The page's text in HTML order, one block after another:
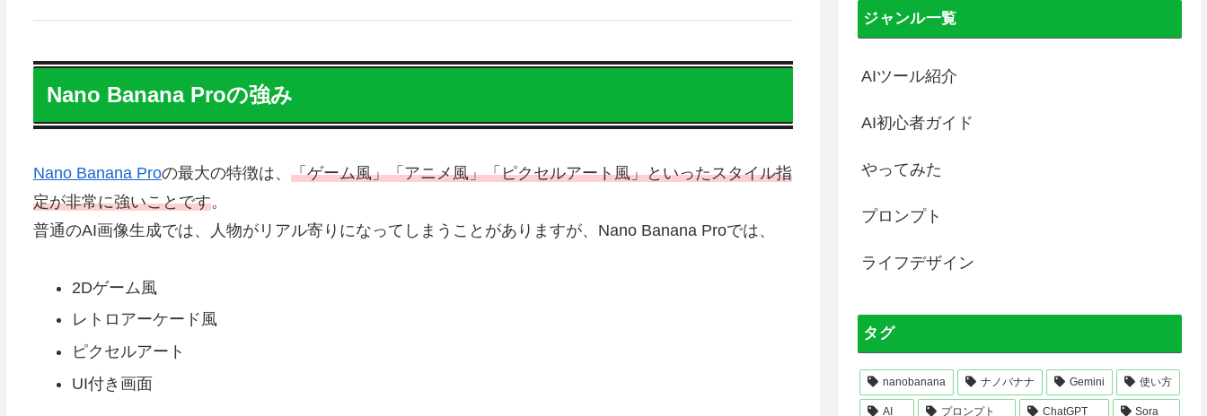
Nano Banana Proの強み
Nano Banana Proの最大の特徴は、 「ゲーム風」「アニメ風」「ピクセルアート風」といったスタイル指
定が非常に強いことです。
普通のAI画像生成では、人物がリアル寄りになってしまうことがありますが、Nano Banana Proでは、
2Dゲーム風
レトロアーケード風
ピクセルアート
UI付き画面
ジャンル一覧
AIツール紹介
AI初心者ガイド
やってみた
プロンプト
ライフデザイン
タグ
nanobanana ナノバナナ Gemini 使い方
AI プロンプト ChatGPT Sora